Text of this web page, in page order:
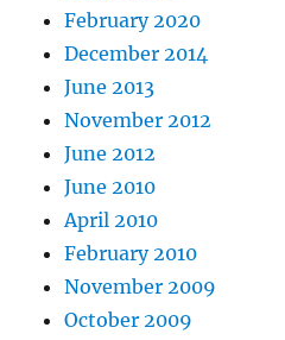
February 2020
December 2014
June 2013
November 2012
June 2012
June 2010
April 2010
February 2010
November 2009
October 2009